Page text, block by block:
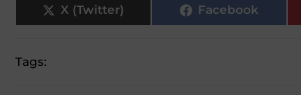
X (Twitter) Facebook
Tags: